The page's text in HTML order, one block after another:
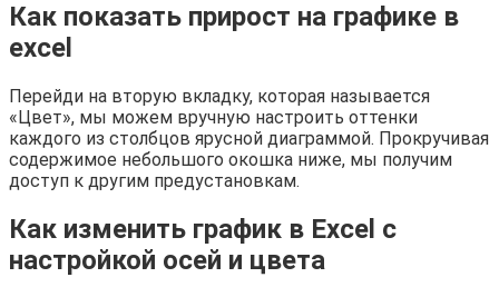
Как показать прирост на графике в
excel
Перейди на вторую вкладку, которая называется
«Цвет», мы можем вручную настроить оттенки
каждого из столбцов ярусной диаграммой. Прокручивая
содержимое небольшого окошка ниже, мы получим
доступ к другим предустановкам.
Как изменить график в Excel с
настройкой осей и цвета